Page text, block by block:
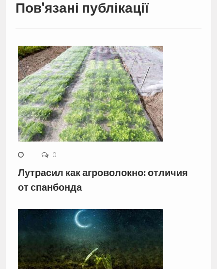
Пов'язані публікації
0
Лутрасил как агроволокно: отличия
от спанбонда